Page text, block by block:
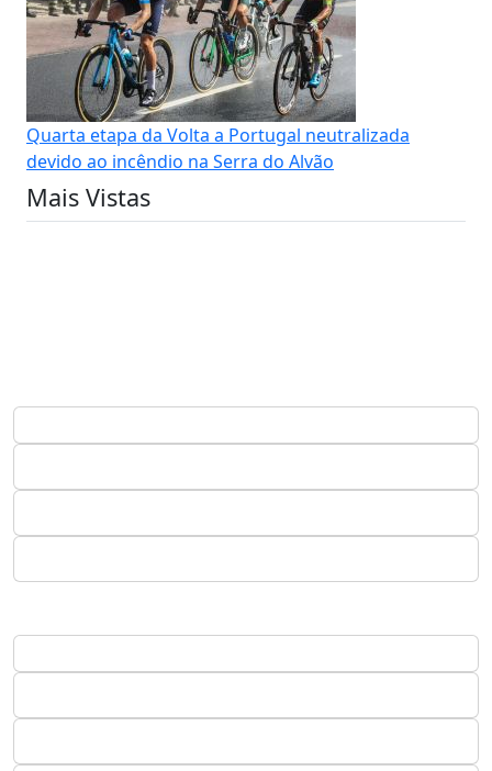
Quarta etapa da Volta a Portugal neutralizada
devido ao incêndio na Serra do Alvão
Mais Vistas